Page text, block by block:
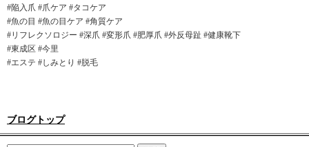
#陥入爪 #爪ケア #タコケア
#魚の目 #魚の目ケア #角質ケア
#リフレクソロジー #深爪 #変形爪 #肥厚爪 #外反母趾 #健康靴下
#東成区 #今里
#エステ #しみとり #脱毛
ブログトップ